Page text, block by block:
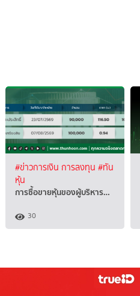
#ข่าวการเงิน การลงทุน #ทัน
หุ้น
การซื้อขายหุ้นของผู้บริหาร…
30